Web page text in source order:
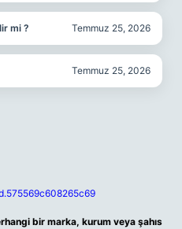
mi ? Temmuz 25, 2026
Temmuz 25, 2026
bir marka, kurum veya şahıs